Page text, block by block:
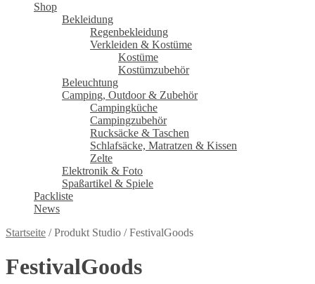
Shop
Bekleidung
Regenbekleidung
Verkleiden & Kostüme
Kostüme
Kostümzubehör
Beleuchtung
Camping, Outdoor & Zubehör
Campingküche
Campingzubehör
Rucksäcke & Taschen
Schlafsäcke, Matratzen & Kissen
Zelte
Elektronik & Foto
Spaßartikel & Spiele
Packliste
News
Startseite /Produkt Studio /FestivalGoods
FestivalGoods